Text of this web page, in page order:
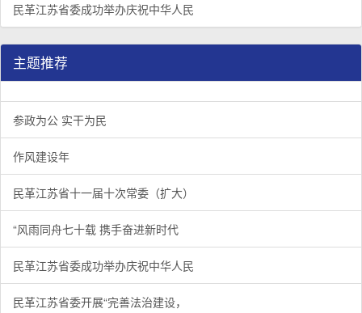
民革江苏省委成功举办庆祝中华人民
主题推荐
参政为公 实干为民
作风建设年
民革江苏省十一届十次常委（扩大）
“风雨同舟七十载 携手奋进新时代
民革江苏省委成功举办庆祝中华人民
民革江苏省委开展“完善法治建设，